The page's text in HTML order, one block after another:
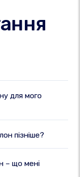
для мого
пізніше?
– що мені